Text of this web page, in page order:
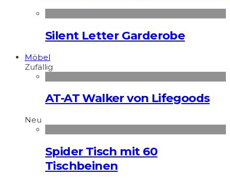
Silent Letter Garderobe
Möbel
Zufällig
AT-AT Walker von Lifegoods
Neu
Spider Tisch mit 60
Tischbeinen